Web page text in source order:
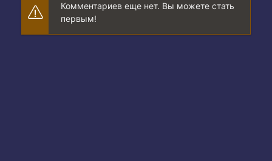
Комментариев еще нет. Вы можете стать
первым!